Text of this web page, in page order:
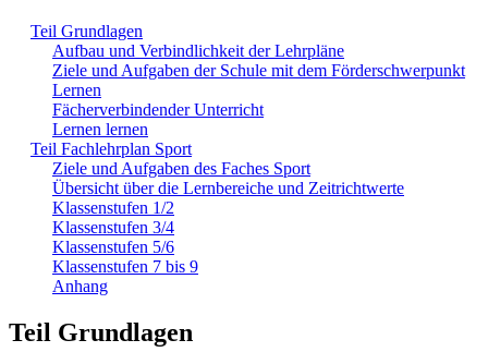
Teil Grundlagen
Aufbau und Verbindlichkeit der Lehrpläne
Ziele und Aufgaben der Schule mit dem Förderschwerpunkt
Lernen
Fächerverbindender Unterricht
Lernen lernen
Teil Fachlehrplan Sport
Ziele und Aufgaben des Faches Sport
Übersicht über die Lernbereiche und Zeitrichtwerte
Klassenstufen 1/2
Klassenstufen 3/4
Klassenstufen 5/6
Klassenstufen 7 bis 9
Anhang
Teil Grundlagen